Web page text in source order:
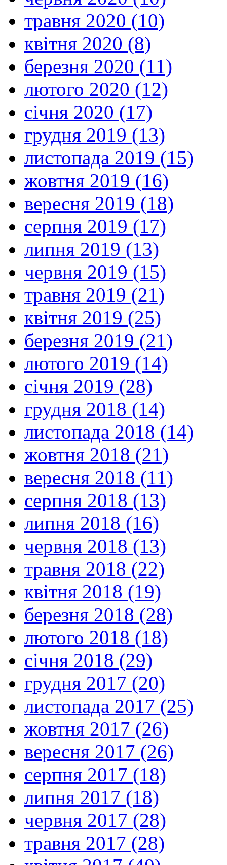
травня 2020 (10)
квітня 2020 (8)
березня 2020 (11)
лютого 2020 (12)
січня 2020 (17)
грудня 2019 (13)
листопада 2019 (15)
жовтня 2019 (16)
вересня 2019 (18)
серпня 2019 (17)
липня 2019 (13)
червня 2019 (15)
травня 2019 (21)
квітня 2019 (25)
березня 2019 (21)
лютого 2019 (14)
січня 2019 (28)
грудня 2018 (14)
листопада 2018 (14)
жовтня 2018 (21)
вересня 2018 (11)
серпня 2018 (13)
липня 2018 (16)
червня 2018 (13)
травня 2018 (22)
квітня 2018 (19)
березня 2018 (28)
лютого 2018 (18)
січня 2018 (29)
грудня 2017 (20)
листопада 2017 (25)
жовтня 2017 (26)
вересня 2017 (26)
серпня 2017 (18)
липня 2017 (18)
червня 2017 (28)
травня 2017 (28)